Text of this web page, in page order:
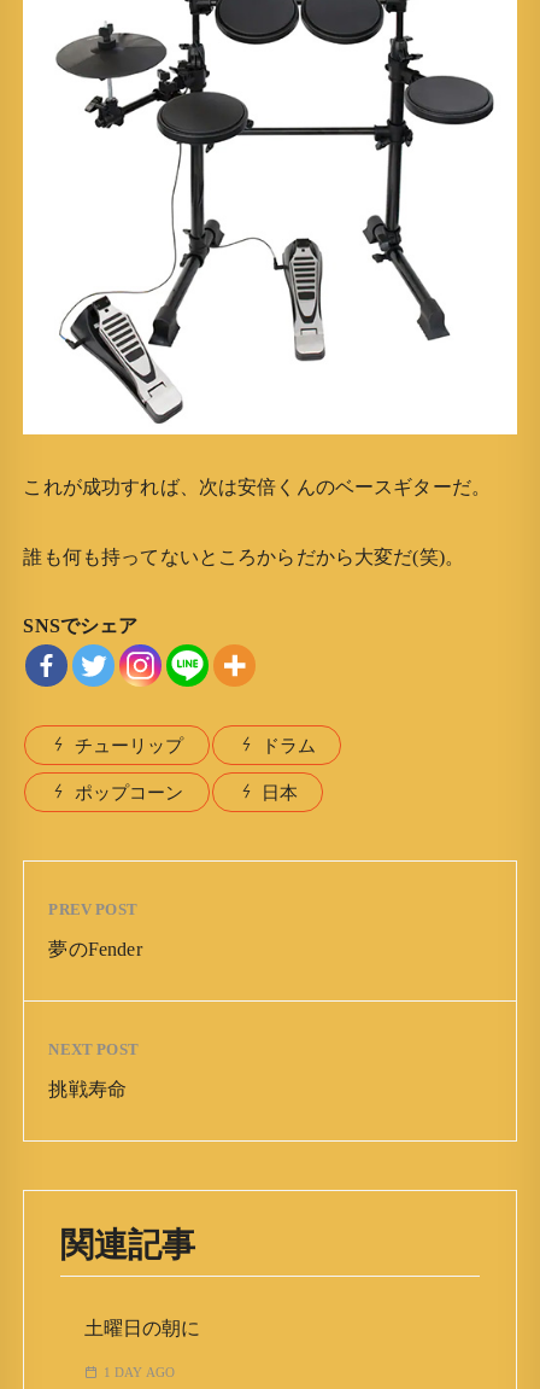
これが成功すれば、次は安倍くんのベースギターだ。
誰も何も持ってないところからだから大変だ(笑)。
SNSでシェア
チューリップ ドラム
ポップコーン 日本
PREV POST
夢のFender
NEXT POST
挑戦寿命
関連記事
土曜日の朝に
1 DAY AGO